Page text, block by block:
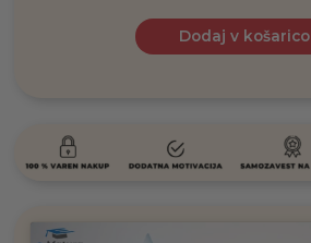
Dodaj v košarico